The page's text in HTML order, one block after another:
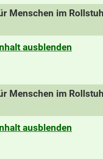
Menschen im
ausblenden
Menschen im
ausblenden